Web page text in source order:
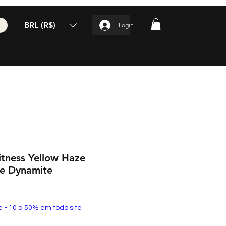
BRL (R$) Login
Yellow Haze
Dynamite
- 10 a 50% em todo site